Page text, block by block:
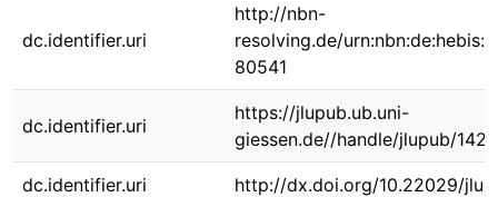
dc.identifier.uri
http://nbn-
resolving.de/
80541
dc.identifier.uri
https://jlupub.ub.uni-
giessen.de//handle/jlupub/
dc.identifier.uri http://dx.doi.org/10.22029/